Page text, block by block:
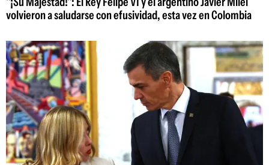
volvieron a saludarse con efusividad, esta vez en Colombia